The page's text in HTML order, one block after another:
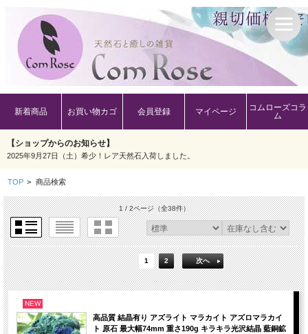
新着商品 お買い物カゴ 会員登録 マイページ
コムローズコラ
ム
【ショップからのお知らせ】
2025年9月27日（土）希少！レア天然石入荷しました。
TOP > 商品検索
1 / 2ページ（全38件）
1 2 次へ
NEW
高品質 結晶有り アズライト マラカイト アズロマラカイ
ト 原石 最大幅74mm 重さ190g キラキラ光沢結晶 藍銅鉱